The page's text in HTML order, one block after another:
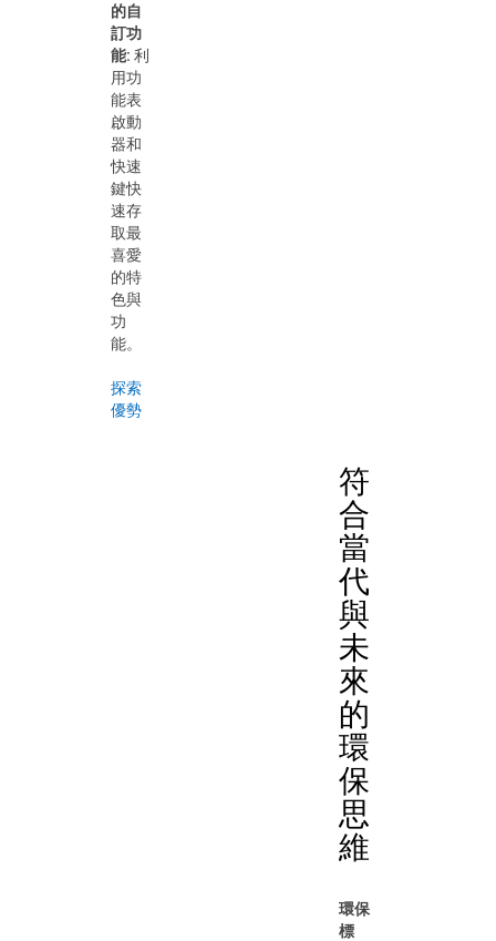
的自
訂功
能: 利
用功
能表
啟動
器和
快速
鍵快
速存
取最
喜愛
的特
色與
功
能。
探索
優勢
符
合
當
代
與
未
來
的
環
保
思
維
環保
標